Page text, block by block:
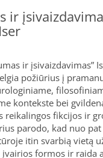
ir
ir įsivaizdavimas”
požiūrius į
kontekste bei
reikalingos fikcijos ir
parodo, kad nuo
itin svarbią vietą
formos ir raida